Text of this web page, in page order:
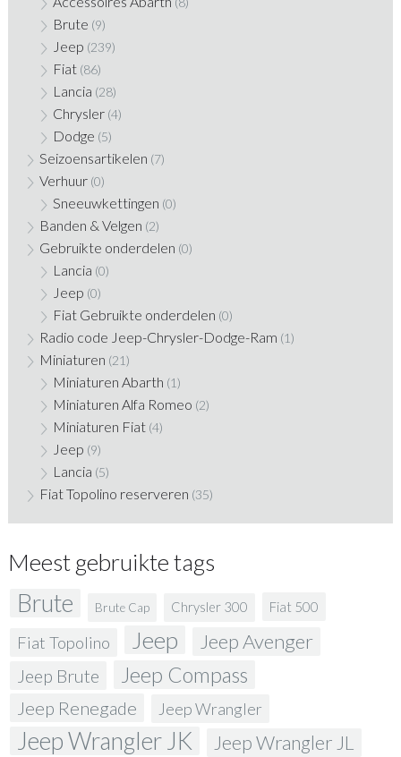
Brute (9)
Jeep (239)
Fiat (86)
Lancia (28)
Chrysler (4)
Dodge (5)
Seizoensartikelen (7)
Verhuur (0)
Sneeuwkettingen (0)
Banden & Velgen (2)
Gebruikte onderdelen (0)
Lancia (0)
Jeep (0)
Fiat Gebruikte onderdelen (0)
Radio code Jeep-Chrysler-Dodge-Ram (1)
Miniaturen (21)
Miniaturen Abarth (1)
Miniaturen Alfa Romeo (2)
Miniaturen Fiat (4)
Jeep (9)
Lancia (5)
Fiat Topolino reserveren (35)
Meest gebruikte tags
Brute Brute Cap Chrysler 300 Fiat 500
Fiat Topolino Jeep Jeep Avenger
Jeep Brute Jeep Compass
Jeep Renegade Jeep Wrangler
Jeep Wrangler JK Jeep Wrangler JL